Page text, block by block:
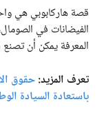
قصة هاركابوبي هي
الفيضانات في
المعرفة يمكن أن
تعرف المزيد:
باستعادة السيادة